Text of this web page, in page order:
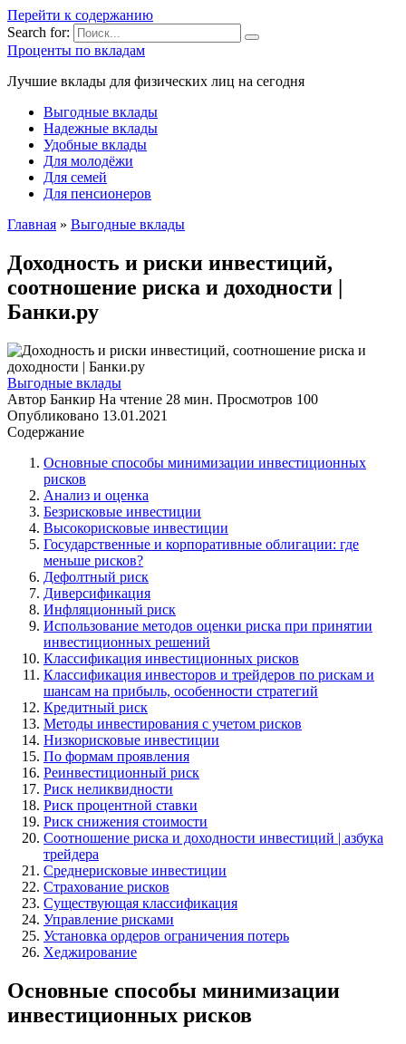
Перейти к содержанию
Search for:
Проценты по вкладам
Лучшие вклады для физических лиц на сегодня
Выгодные вклады
Надежные вклады
Удобные вклады
Для молодёжи
Для семей
Для пенсионеров
Главная » Выгодные вклады
Доходность и риски инвестиций,
соотношение риска и доходности |
Банки.ру
Выгодные вклады
Автор Банкир На чтение 28 мин. Просмотров 100
Опубликовано 13.01.2021
Содержание
Основные способы минимизации инвестиционных
рисков
Анализ и оценка
Безрисковые инвестиции
Высокорисковые инвестиции
Государственные и корпоративные облигации: где
меньше рисков?
Дефолтный риск
Диверсификация
Инфляционный риск
Использование методов оценки риска при принятии
инвестиционных решений
Классификация инвестиционных рисков
Классификация инвесторов и трейдеров по рискам и
шансам на прибыль, особенности стратегий
Кредитный риск
Методы инвестирования с учетом рисков
Низкорисковые инвестиции
По формам проявления
Реинвестиционный риск
Риск неликвидности
Риск процентной ставки
Риск снижения стоимости
Соотношение риска и доходности инвестиций | азбука
трейдера
Среднерисковые инвестиции
Страхование рисков
Существующая классификация
Управление рисками
Установка ордеров ограничения потерь
Хеджирование
Основные способы минимизации
инвестиционных рисков